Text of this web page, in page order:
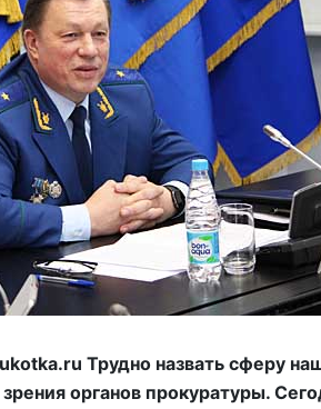
Трудно назвать сферу
органов прокуратуры.